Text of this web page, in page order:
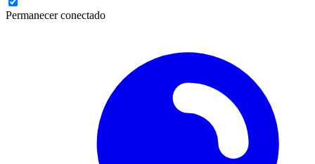
Permanecer conectado